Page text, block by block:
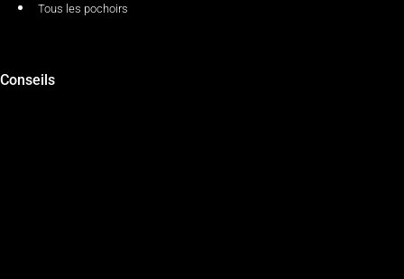
Tous les pochoirs
Conseils